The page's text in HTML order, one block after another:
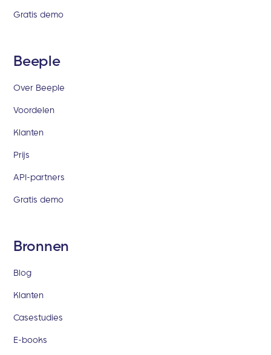
Gratis demo
Beeple
Over Beeple
Voordelen
Klanten
Prijs
API-partners
Gratis demo
Bronnen
Blog
Klanten
Casestudies
E-books